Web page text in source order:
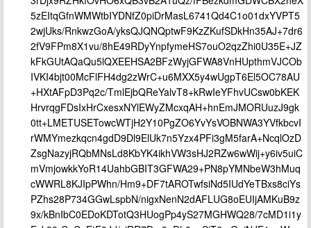
5zEItqGfnWMWtbIYDNfZ0piDrMasL6741Qd4C1o01dxYVPT5
2wjUks/RnkwzGoA/yksQJQNQptwF9KzZKufSDkHn35AJ+7dr6
2fV9FPm8X1vu/8hE49RDyYnpfymeHS7ouO2qzZhi0U35E+JZ
kFkGUtAQaQu5lQXEEHSA2BFzWyjGFWA8VnHUpthmVJCOb
IVKI4bjt00McFlFH4dg2zWrC+u6MXX5y4wUgpT6El5OC78AU
+HXtAFpD3Pq2c/TmlEjbQReYalvT8+kRwIeYFhvUCsw0bKEK
HrvrqgFDsIxHrCxesxNYlEWyZMcxqAH+hnEmJMORUuzJ9gk
0tt+LMETUSETowcWTjH2Y10PgZO6YvYsVOBNWA3YVfkbcvI
rWMYmezkqcn4gdD9Dl9ElUk7n5Yzx4PFi3gM5farA+NcqlOzD
ZsgNazyjRQbMNsLd8KbYK4ikhVW3sHJ2RZw6wWij+y6iv5uiC
mVmjowkkYoR14UahbGBIT3GFWA29+PN8pYMNbeW3hMuq
cWWRL8KJIpPWhn/Hm9+DF7tAROTwfsiNd5IUdYeTBxs8ciYs
PZhs28P734GGwLspbN/nigxNenN2dAFLUG8oEUIjAMKuB9z
9x/kBnIbC0EDoKDTotQ3HUogPp4yS27MGHWQ28/7cMD1i1y